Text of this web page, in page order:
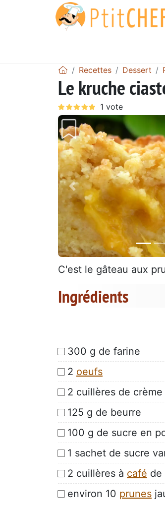
Recettes Dessert
Le kruche
Précédent
C'est le gâteau aux
Ingrédients
300 g de farine
2 oeufs
2 cuillères de
125 g de beurre
100 g de sucre en
1 sachet de sucre
2 cuillères à café de
environ 10 prunes